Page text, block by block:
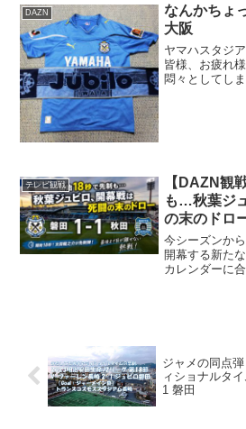
日の試合を含
気のカウント
DAZN
なんかちょ
大阪
ヤマハスタジ
皆様、お疲れ
悶々としてし
テレビ観戦
【DAZN観
も…秋葉ジ
の末のドロ
今シーズンか
開幕する新た
カレンダーに
ジャメの同点
ィショナルタ
1 磐田